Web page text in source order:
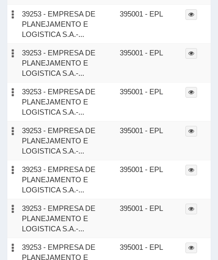
39253 - EMPRESA DE
PLANEJAMENTO E
LOGISTICA S.A.-...
395001 - EPL
39253 - EMPRESA DE
PLANEJAMENTO E
LOGISTICA S.A.-...
395001 - EPL
39253 - EMPRESA DE
PLANEJAMENTO E
LOGISTICA S.A.-...
395001 - EPL
39253 - EMPRESA DE
PLANEJAMENTO E
LOGISTICA S.A.-...
395001 - EPL
39253 - EMPRESA DE
PLANEJAMENTO E
LOGISTICA S.A.-...
395001 - EPL
39253 - EMPRESA DE
PLANEJAMENTO E
LOGISTICA S.A.-...
395001 - EPL
39253 - EMPRESA DE
PLANEJAMENTO E
395001 - EPL